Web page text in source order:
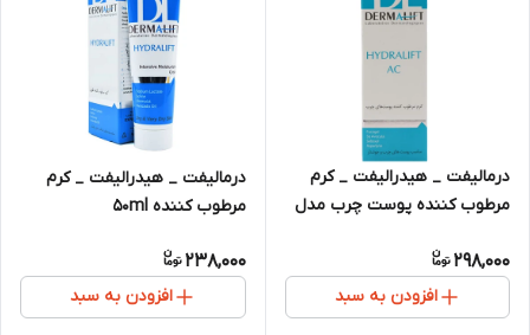
درمالیفت _ هیدرالیفت _ کرم
مرطوب کننده پوست چرب مدل
298,000
افزودن به سبد
درمالیفت _ هیدرالیفت _ کرم
مرطوب کننده 50ml
238,000
افزودن به سبد